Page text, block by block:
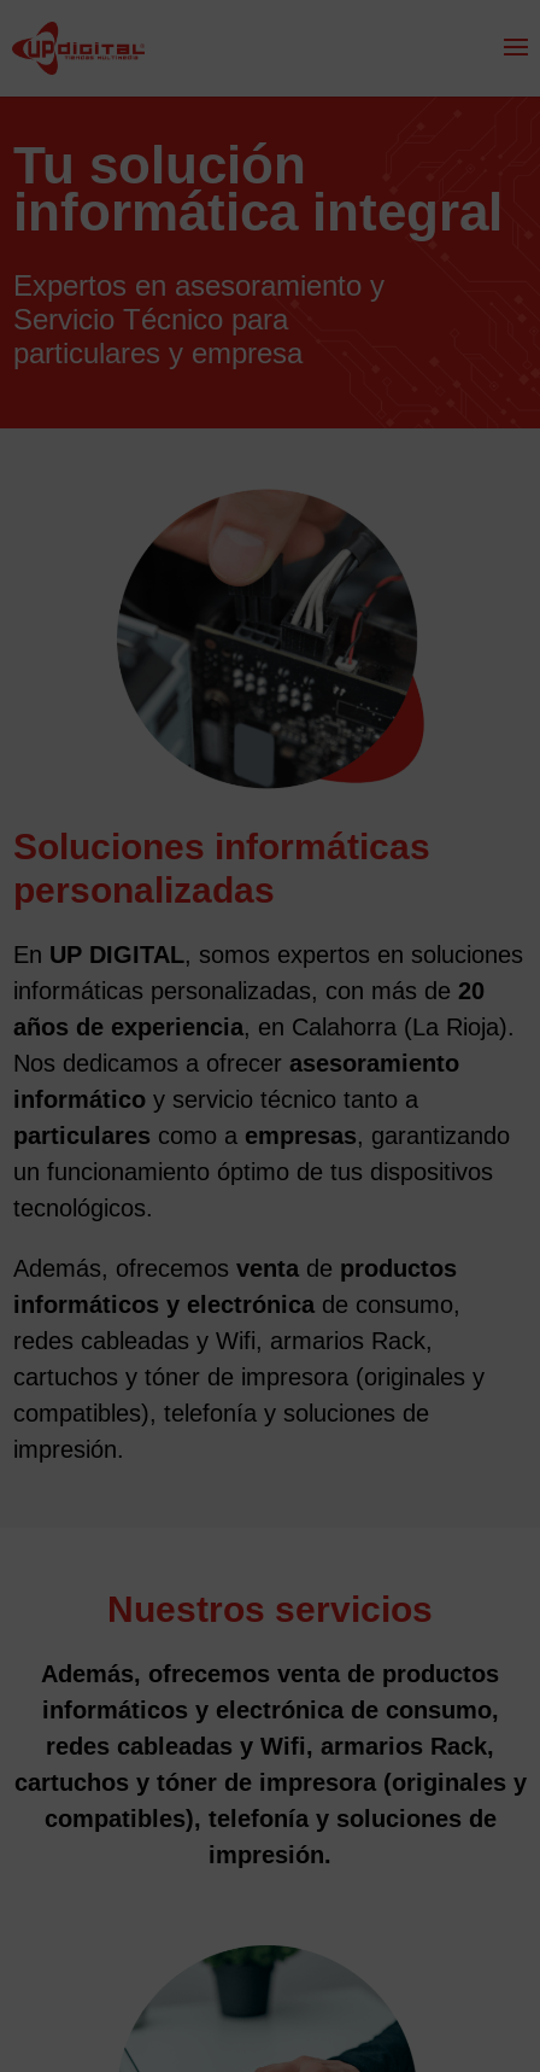
Skip
to
content
Tu solución
informática integral
Expertos en asesoramiento y
Servicio Técnico para
particulares y empresa
Soluciones informáticas
personalizadas
En UP DIGITAL, somos expertos en soluciones
informáticas personalizadas, con más de 20
años de experiencia, en Calahorra (La Rioja).
Nos dedicamos a ofrecerasesoramiento
informático y servicio técnico tanto a
particulares como a empresas, garantizando
un funcionamiento óptimo de tus dispositivos
tecnológicos.
Además, ofrecemosventa de productos
informáticos y electrónica de consumo,
redes cableadas y Wifi, armarios Rack,
cartuchos y tóner de impresora (originales y
compatibles), telefonía y soluciones de
impresión.
Nuestros servicios
Además, ofrecemos venta de productos
informáticos y electrónica de consumo,
redes cableadas y Wifi, armarios Rack,
cartuchos y tóner de impresora (originales y
compatibles), telefonía y soluciones de
impresión.